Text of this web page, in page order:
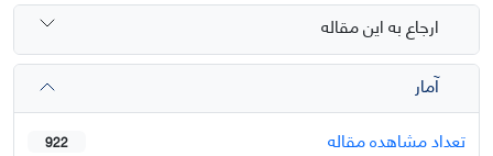
ارجاع به این مقاله
آمار
تعداد مشاهده مقاله
922